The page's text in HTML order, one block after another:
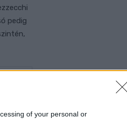
of your personal or
pedig